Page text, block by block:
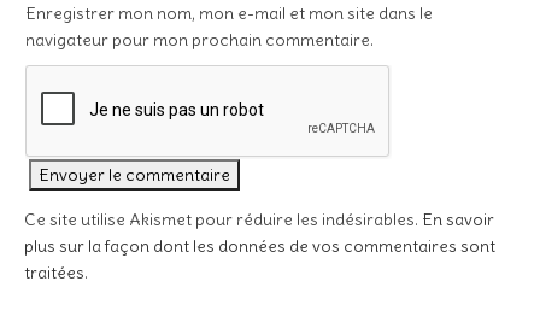
Enregistrer mon nom, mon e-mail et mon site dans le
navigateur pour mon prochain commentaire.
Ce site utilise Akismet pour réduire les indésirables. En savoir
plus sur la façon dont les données de vos commentaires sont
traitées.